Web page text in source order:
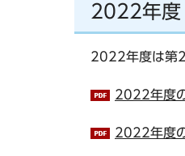
2022年度
2022年度は第
2022年度
2022年度